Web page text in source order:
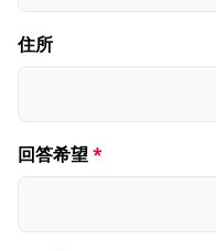
住所
回答希望